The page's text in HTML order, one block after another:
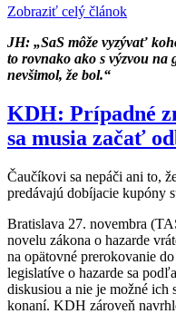
Zobraziť celý článok
JH: „SaS môže vyzývať
to rovnako ako s výzvou
nevšimol, že bol.“
KDH: Prípadné
sa musia začať
Čaučíkovi sa nepáči ani to,
predávajú dobíjacie kupóny
Bratislava 27. novembra
novelu zákona o hazarde
na opätovné prerokovanie
legislatíve o hazarde sa
diskusiou a nie je možné
konaní. KDH zároveň